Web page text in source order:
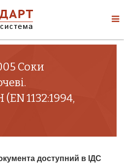
Соки
1132:1994,
доступний в ІДС